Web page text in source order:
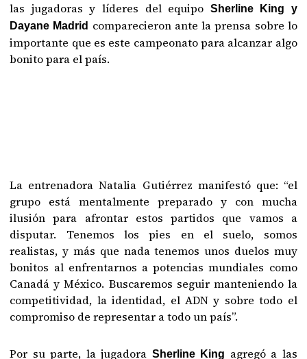
las jugadoras y líderes del equipo Sherline King y
Dayane Madrid comparecieron ante la prensa sobre lo
importante que es este campeonato para alcanzar algo
bonito para el país.
La entrenadora Natalia Gutiérrez manifestó que: “el
grupo está mentalmente preparado y con mucha
ilusión para afrontar estos partidos que vamos a
disputar. Tenemos los pies en el suelo, somos
realistas, y más que nada tenemos unos duelos muy
bonitos al enfrentarnos a potencias mundiales como
Canadá y México. Buscaremos seguir manteniendo la
competitividad, la identidad, el ADN y sobre todo el
compromiso de representar a todo un país”.
Por su parte, la jugadora Sherline King agregó a las